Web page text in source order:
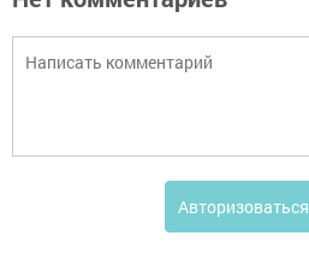
Авторизоваться